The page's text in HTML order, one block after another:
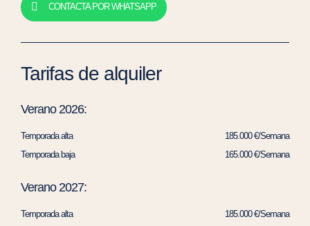
CONTACTA POR WHATSAPP
Tarifas de alquiler
Verano 2026:
Temporada alta
185.000 €/Semana
Temporada baja
165.000 €/Semana
Verano 2027:
Temporada alta
185.000 €/Semana